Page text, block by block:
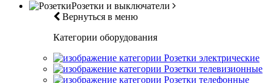
Розетки и выключатели
Вернуться в меню
Категории оборудования
Розетки электрические
Розетки телевизионные
Розетки телефонные